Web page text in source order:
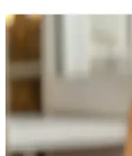
Genel Markalar
Pedikür Seti ile Kişisel
El ve ayak bakımı için
hijyenik ve pratik kullanım
kullanılması önerilir.
Seyahatleriniz İçin
Seçimi ve Pratik
Kozmetik çantası seçerken